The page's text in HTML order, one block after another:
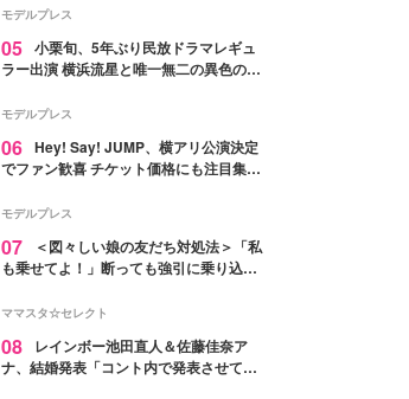
ぎ」「成長を感じる」の声
モデルプレス
05 小栗旬、5年ぶり民放ドラマレギュ
ラー出演 横浜流星と唯一無二の異色のバ
モデルプレス
06 Hey! Say! JUMP、横アリ公演決定
でファン歓喜 チケット価格にも注目集ま
モデルプレス
07
＜図々しい娘の友だち対処法＞「私
も乗せてよ！」断っても強引に乗り込ん
ママスタ☆セレクト
08
レインボー池田直人＆佐藤佳奈ア
ナ、結婚発表「コント内で発表させてい